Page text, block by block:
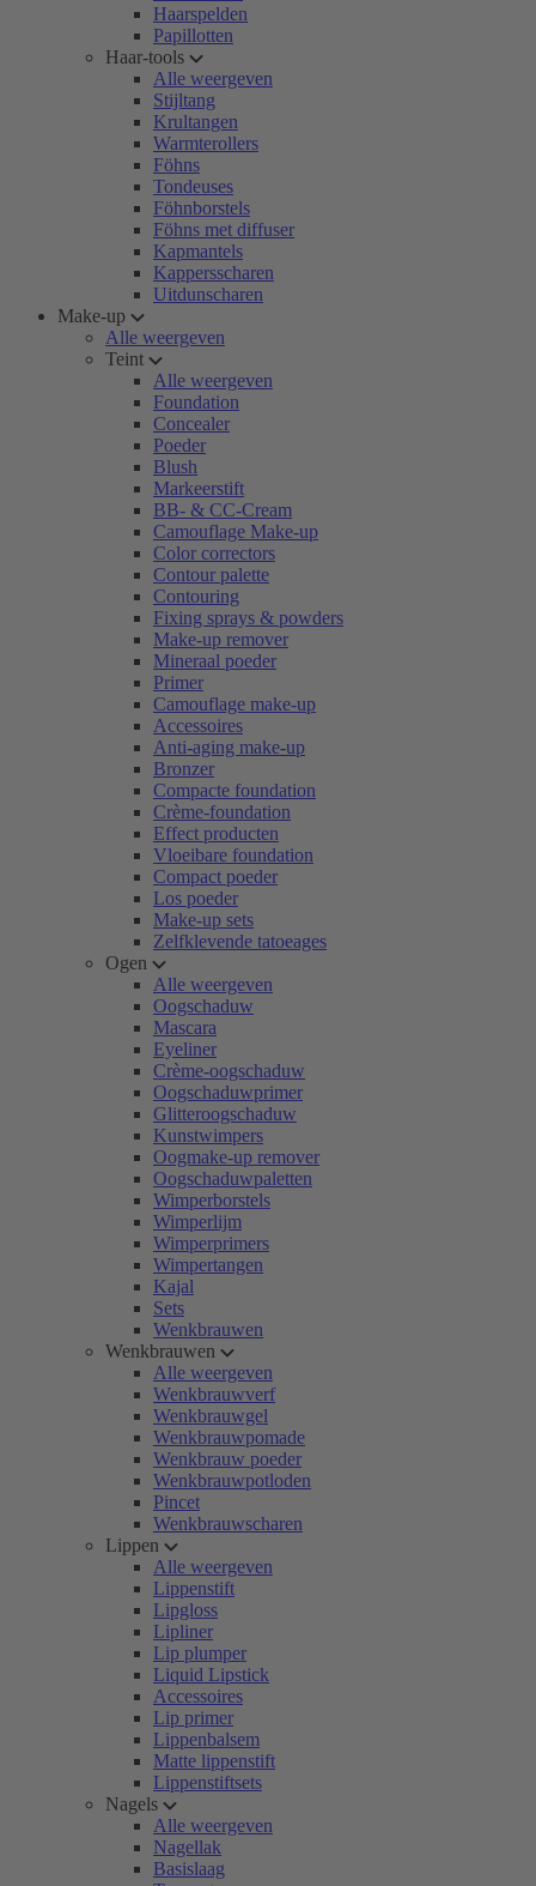
Haarspelden
Papillotten
Haar-tools
Alle weergeven
Stijltang
Krultangen
Warmterollers
Föhns
Tondeuses
Föhnborstels
Föhns met diffuser
Kapmantels
Kappersscharen
Uitdunscharen
Make-up
Alle weergeven
Teint
Alle weergeven
Foundation
Concealer
Poeder
Blush
Markeerstift
BB- & CC-Cream
Camouflage Make-up
Color correctors
Contour palette
Contouring
Fixing sprays & powders
Make-up remover
Mineraal poeder
Primer
Camouflage make-up
Accessoires
Anti-aging make-up
Bronzer
Compacte foundation
Crème-foundation
Effect producten
Vloeibare foundation
Compact poeder
Los poeder
Make-up sets
Zelfklevende tatoeages
Ogen
Alle weergeven
Oogschaduw
Mascara
Eyeliner
Crème-oogschaduw
Oogschaduwprimer
Glitteroogschaduw
Kunstwimpers
Oogmake-up remover
Oogschaduwpaletten
Wimperborstels
Wimperlijm
Wimperprimers
Wimpertangen
Kajal
Sets
Wenkbrauwen
Wenkbrauwen
Alle weergeven
Wenkbrauwverf
Wenkbrauwgel
Wenkbrauwpomade
Wenkbrauw poeder
Wenkbrauwpotloden
Pincet
Wenkbrauwscharen
Lippen
Alle weergeven
Lippenstift
Lipgloss
Lipliner
Lip plumper
Liquid Lipstick
Accessoires
Lip primer
Lippenbalsem
Matte lippenstift
Lippenstiftsets
Nagels
Alle weergeven
Nagellak
Basislaag